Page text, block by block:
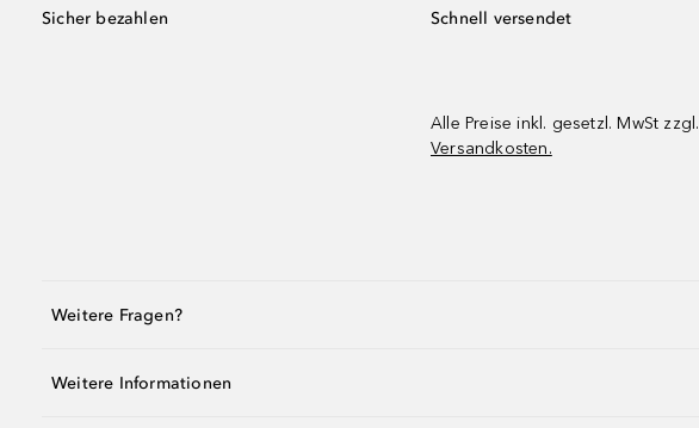
Sicher bezahlen Schnell versendet
Alle Preise inkl. gesetzl. MwSt zzgl.
Versandkosten.
Weitere Fragen?
Weitere Informationen